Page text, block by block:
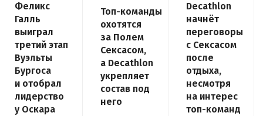
Феликс
Галль
выиграл
третий этап
Вуэльты
Бургоса
и отобрал
лидерство
у Оскара
Топ-команды
охотятся
за Полем
Сексасом,
а Decathlon
укрепляет
состав под
него
Decathlon
начнёт
переговоры
с Сексасом
после
отдыха,
несмотря
на интерес
топ-команд